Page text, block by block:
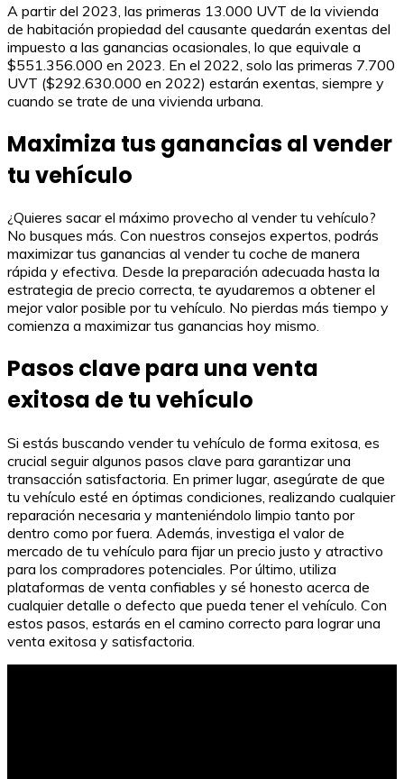
A partir del 2023, las primeras 13.000 UVT de la vivienda
de habitación propiedad del causante quedarán exentas del
impuesto a las ganancias ocasionales, lo que equivale a
$551.356.000 en 2023. En el 2022, solo las primeras 7.700
UVT ($292.630.000 en 2022) estarán exentas, siempre y
cuando se trate de una vivienda urbana.
Maximiza tus ganancias al vender
tu vehículo
¿Quieres sacar el máximo provecho al vender tu vehículo?
No busques más. Con nuestros consejos expertos, podrás
maximizar tus ganancias al vender tu coche de manera
rápida y efectiva. Desde la preparación adecuada hasta la
estrategia de precio correcta, te ayudaremos a obtener el
mejor valor posible por tu vehículo. No pierdas más tiempo y
comienza a maximizar tus ganancias hoy mismo.
Pasos clave para una venta
exitosa de tu vehículo
Si estás buscando vender tu vehículo de forma exitosa, es
crucial seguir algunos pasos clave para garantizar una
transacción satisfactoria. En primer lugar, asegúrate de que
tu vehículo esté en óptimas condiciones, realizando cualquier
reparación necesaria y manteniéndolo limpio tanto por
dentro como por fuera. Además, investiga el valor de
mercado de tu vehículo para fijar un precio justo y atractivo
para los compradores potenciales. Por último, utiliza
plataformas de venta confiables y sé honesto acerca de
cualquier detalle o defecto que pueda tener el vehículo. Con
estos pasos, estarás en el camino correcto para lograr una
venta exitosa y satisfactoria.